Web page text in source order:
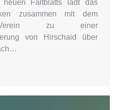
Faltblatts lädt das
zusammen mit dem
Verein zu einer
von Hirschaid über